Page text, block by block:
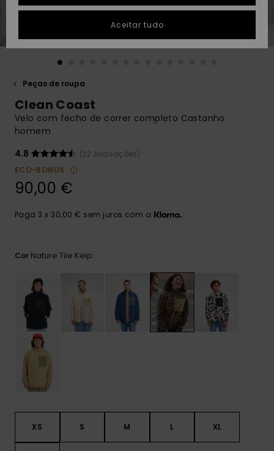
conversa para
obteres a
resposta mais
perguntas
contacto.
PRESENTE
DESEJO
Peças de roupa
Clean Coast
Velo com fecho de correr completo Castanho
homem
4.8
(22 Avaliações)
ECO-BONUS
90,00 €
Paga 3 x 30,00 € sem juros com a
Cor Nature Tile Kelp
XS S M L XL
Aceitar tudo